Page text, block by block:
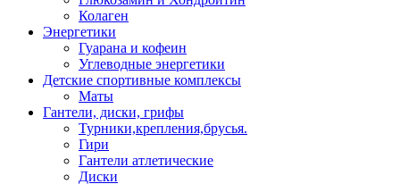
Колаген
Энергетики
Гуарана и кофеин
Углеводные энергетики
Детские спортивные комплексы
Маты
Гантели, диски, грифы
Турники,крепления,брусья.
Гири
Гантели атлетические
Диски